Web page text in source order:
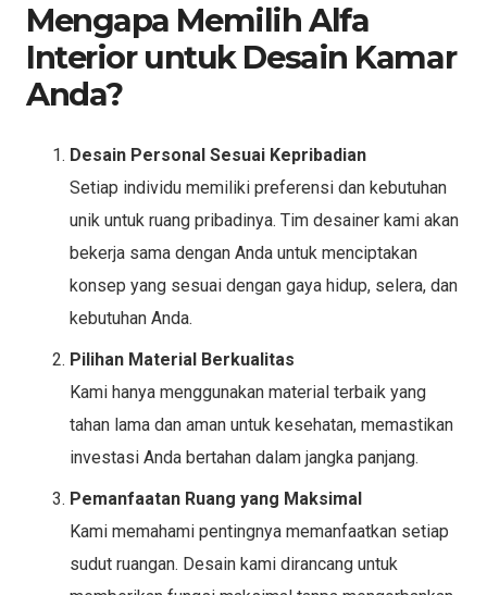
Mengapa Memilih Alfa
Interior untuk Desain Kamar
Anda?
Desain Personal Sesuai Kepribadian
Setiap individu memiliki preferensi dan kebutuhan
unik untuk ruang pribadinya. Tim desainer kami akan
bekerja sama dengan Anda untuk menciptakan
konsep yang sesuai dengan gaya hidup, selera, dan
kebutuhan Anda.
Pilihan Material Berkualitas
Kami hanya menggunakan material terbaik yang
tahan lama dan aman untuk kesehatan, memastikan
investasi Anda bertahan dalam jangka panjang.
Pemanfaatan Ruang yang Maksimal
Kami memahami pentingnya memanfaatkan setiap
sudut ruangan. Desain kami dirancang untuk